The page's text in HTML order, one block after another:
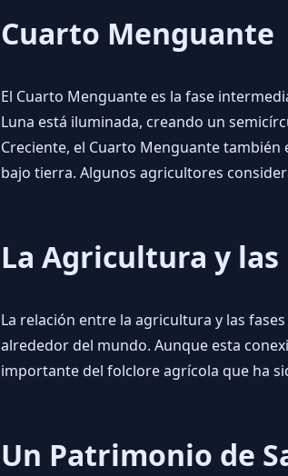
Cuarto Menguante
El Cuarto Menguante es la fase
Luna está iluminada, creando un
Creciente, el Cuarto Menguante
bajo tierra. Algunos agricultores
La Agricultura y las
La relación entre la agricultura y las
alrededor del mundo. Aunque esta
importante del folclore agrícola que ha
Un Patrimonio de